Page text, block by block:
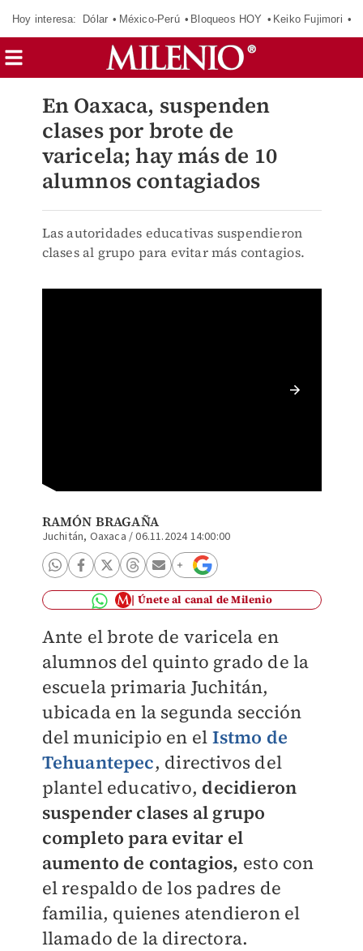
Hoy interesa: Dólar México-Perú Bloqueos HOY Keiko Fujimori
En Oaxaca, suspenden
clases por brote de
varicela; hay más de 10
alumnos contagiados
Las autoridades educativas suspendieron
clases al grupo para evitar más contagios.
RAMÓN BRAGAÑA
Juchitán, Oaxaca /06.11.2024 14:00:00
Únete al canal de Milenio
Ante el brote de varicela en
alumnos del quinto grado de la
escuela primaria Juchitán,
ubicada en la segunda sección
del municipio en el Istmo de
Tehuantepec, directivos del
plantel educativo, decidieron
suspender clases al grupo
completo para evitar el
aumento de contagios, esto con
el respaldo de los padres de
familia, quienes atendieron el
llamado de la directora.